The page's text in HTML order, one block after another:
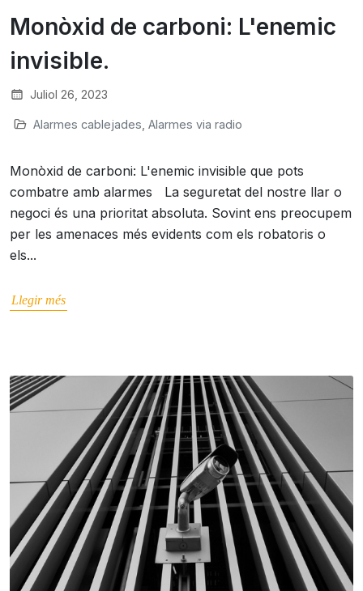
Monòxid de carboni: L'enemic
invisible.
Juliol 26, 2023
Alarmes cablejades Alarmes via radio
Monòxid de carboni: L'enemic invisible que pots
combatre amb alarmes La seguretat del nostre llar o
negoci és una prioritat absoluta. Sovint ens preocupem
per les amenaces més evidents com els robatoris o
els...
Llegir més